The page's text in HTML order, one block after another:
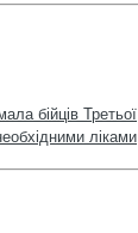
бійців Третьої
ліками